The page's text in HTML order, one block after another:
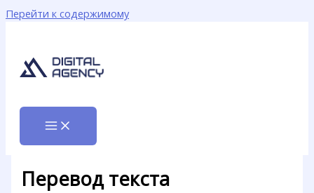
Перейти к содержимому
Перевод текста